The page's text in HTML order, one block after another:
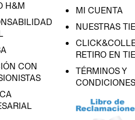
H&M
CON
MI CUENTA
NUESTRAS
RETIRO EN
TÉRMINOS Y
CONDICIONES